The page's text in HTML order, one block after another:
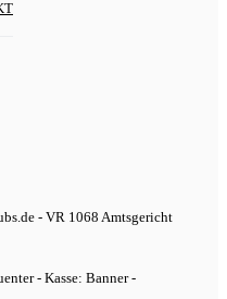
- VR 1068 Amtsgericht
- Kasse: Banner -